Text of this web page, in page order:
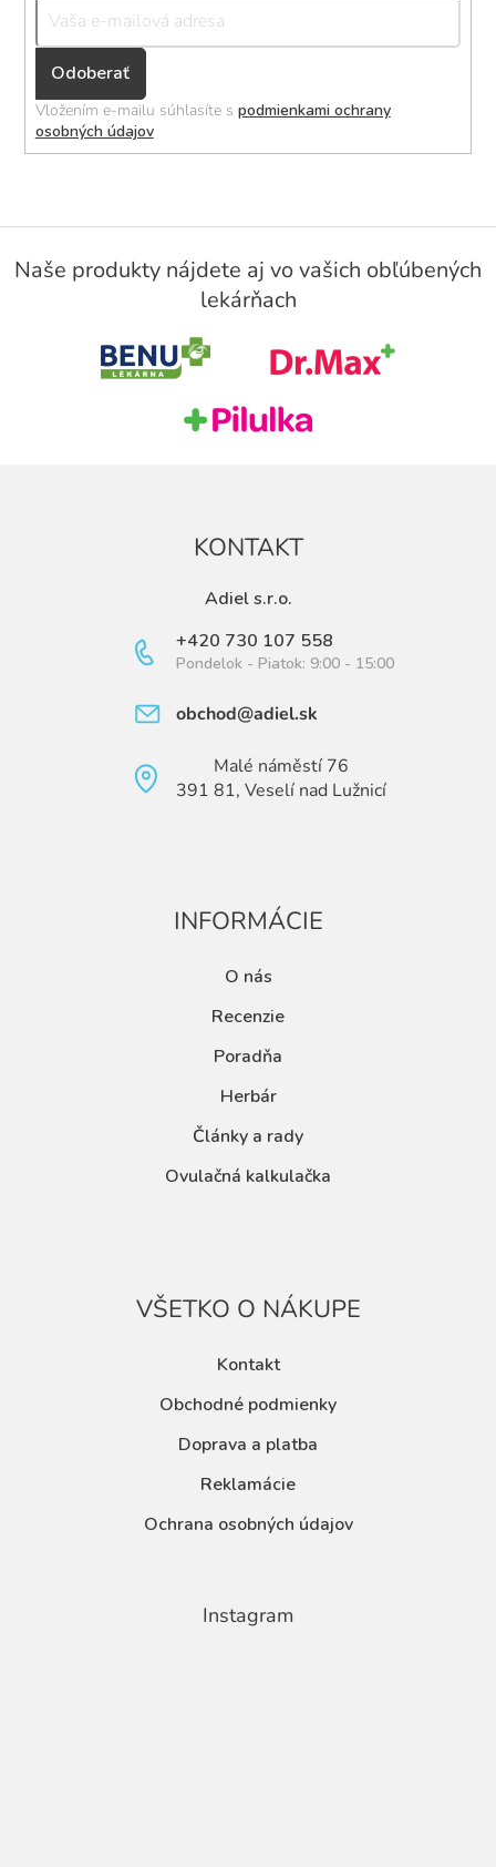
Přihlásit
se
Vložením e-mailu súhlasíte s podmienkami ochrany
osobných údajov
Naše produkty nájdete aj vo vašich obľúbených
lekárňach
KONTAKT
Adiel s.r.o.
+420 730 107 558
Pondelok - Piatok: 9:00 - 15:00
obchod@adiel.sk
Malé náměstí 76
391 81, Veselí nad Lužnicí
INFORMÁCIE
O nás
Recenzie
Poradňa
Herbár
Články a rady
Ovulačná kalkulačka
VŠETKO O NÁKUPE
Kontakt
Obchodné podmienky
Doprava a platba
Reklamácie
Ochrana osobných údajov
Instagram